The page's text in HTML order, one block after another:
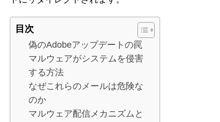
目次
偽のAdobeアップデートの罠
マルウェアがシステムを侵害
する方法
なぜこれらのメールは危険な
のか
マルウェア配信メカニズムと